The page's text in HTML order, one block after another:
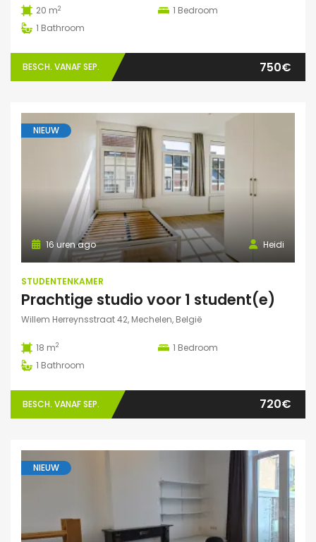
20 m2 1 Bedroom
1 Bathroom
BESCH. VANAF SEP. 750€
NIEUW
Heidi
16 uren ago
STUDENTENKAMER
Prachtige studio voor 1 student(e)
Willem Herreynsstraat 42, Mechelen, België
18 m2 1 Bedroom
1 Bathroom
BESCH. VANAF SEP. 720€
NIEUW